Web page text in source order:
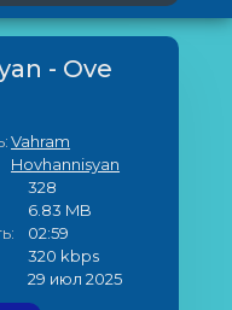
- Ove
Vahram
Hovhannisyan
328
6.83 MB
02:59
320 kbps
29 июл 2025